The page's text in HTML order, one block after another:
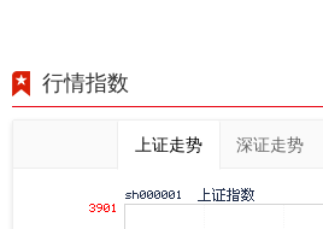
行情指数
上证走势 深证走势